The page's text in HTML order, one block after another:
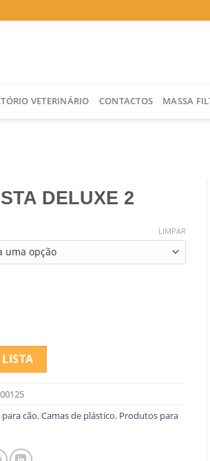
VETERINÁRIO CONTACTOS MASSA
DELUXE 2
LIMPAR
SIESTA DELUXE 2
cão,Camas de plástico, Produtos para